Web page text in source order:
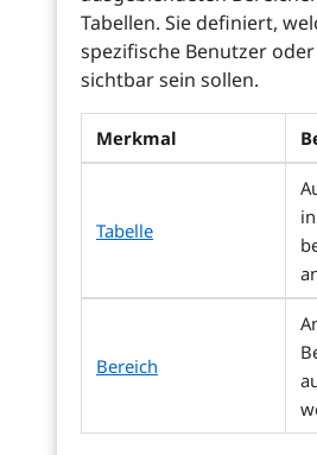
Tabellen. Sie definiert,
spezifische Benutzer
sichtbar sein sollen.
Merkmal
Tabelle
Bereich